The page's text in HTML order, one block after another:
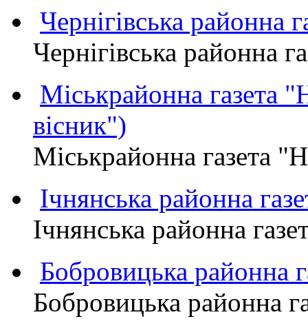
Чернігівська
Чернігівська
Міськрайонна
вісник")
Міськрайонна газета
Ічнянська районна
Ічнянська районна
Бобровицька
Бобровицька